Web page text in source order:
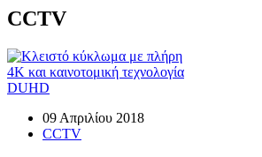
CCTV
09 Απριλίου 2018
CCTV